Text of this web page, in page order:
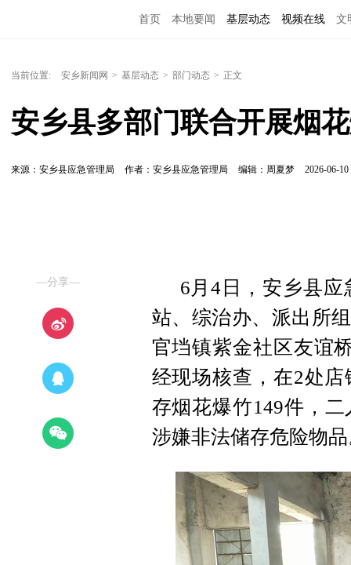
首页 本地要闻 基层动态 视频在线 文
当前位置: 安乡新闻网 > 基层动态 > 部门动态 > 正文
安乡县多部门联合开展烟
来源：安乡县应急管理局 作者：安乡县应急管理局 编辑：周夏梦 2026-06-10
—分享—
6月4日，安乡县
站、综治办、派出所
官垱镇紫金社区友谊
经现场核查，在2处
存烟花爆竹149件，
涉嫌非法储存危险物